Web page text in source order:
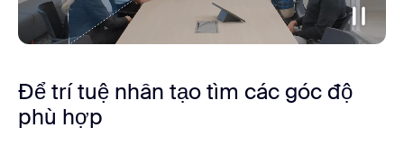
Để trí tuệ nhân tạo tìm các góc độ
phù hợp